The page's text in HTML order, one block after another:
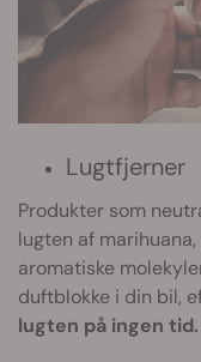
Lugtfjerner
Produkter som
lugten af
aromatiske
duftblokke i din bil,
lugten på ingen tid.